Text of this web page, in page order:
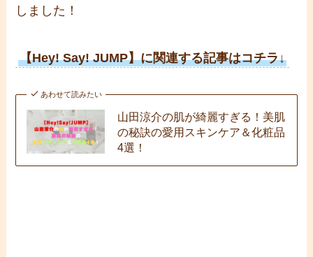
しました！
【Hey! Say! JUMP】に関連する記事はコチラ↓
あわせて読みたい
山田涼介の肌が綺麗すぎる！美肌
の秘訣の愛用スキンケア＆化粧品
4選！